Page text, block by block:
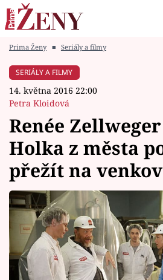
Módní alarm
Témata
Celebrity
Vztahy
Seriály
Horoskopy
Prima Ženy ■ Seriály a filmy
SERIÁLY A FILMY
14. května 2016 22:00
Petra Kloidová
Renée
Holka z města
přežít na